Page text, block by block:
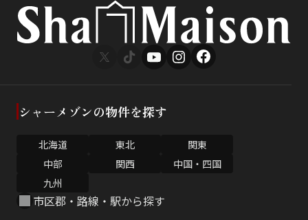
シャーメゾンの物件を探す
北海道 東北
関東
中部
関西
中国・四国
九州
市区郡・路線・駅から探す